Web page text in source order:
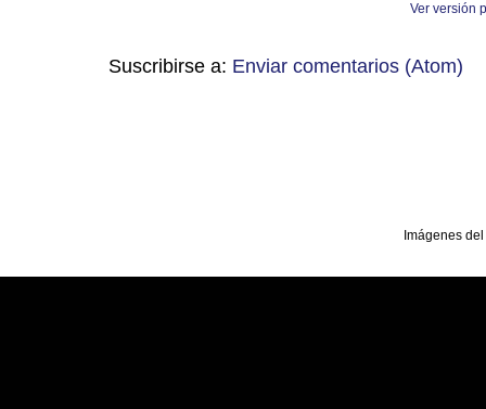
Ver versión
Suscribirse a: Enviar comentarios (Atom)
Imágenes